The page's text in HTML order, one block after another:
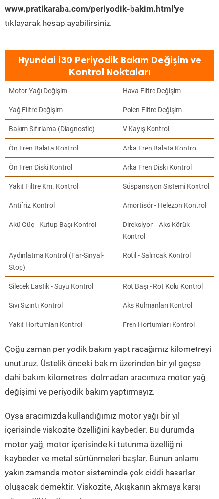
www.pratikaraba.com/periyodik-bakim.html'ye
tıklayarak hesaplayabilirsiniz.
Hyundai i30 Periyodik Bakım Değişim ve
Kontrol Noktaları
Motor Yağı Değişim Hava Filtre Değişim
Yağ Filtre Değişim Polen Filtre Değişim
Bakım Sıfırlama (Diagnostic) V Kayış Kontrol
Ön Fren Balata Kontrol Arka Fren Balata Kontrol
Ön Fren Diski Kontrol Arka Fren Diski Kontrol
Yakıt Filtre Km. Kontrol Süspansiyon Sistemi Kontrol
Antifriz Kontrol Amortisör - Helezon Kontrol
Akü Güç - Kutup Başı Kontrol
Direksiyon - Aks Körük
Kontrol
Aydınlatma Kontrol (Far-Sinyal-
Stop)
Rotil - Salıncak Kontrol
Silecek Lastik - Suyu Kontrol Rot Başı - Rot Kolu Kontrol
Sıvı Sızıntı Kontrol Aks Rulmanları Kontrol
Yakıt Hortumları Kontrol Fren Hortumları Kontrol
Çoğu zaman periyodik bakım yaptıracağımız kilometreyi
unuturuz. Üstelik önceki bakım üzerinden bir yıl geçse
dahi bakım kilometresi dolmadan aracımıza motor yağ
değişimi ve periyodik bakım yaptırmayız.
Oysa aracımızda kullandığımız motor yağı bir yıl
içerisinde viskozite özelliğini kaybeder. Bu durumda
motor yağ, motor içerisinde ki tutunma özelliğini
kaybeder ve metal sürtünmeleri başlar. Bunun anlamı
yakın zamanda motor sisteminde çok ciddi hasarlar
oluşacak demektir. Viskozite, Akışkanın akmaya karşı